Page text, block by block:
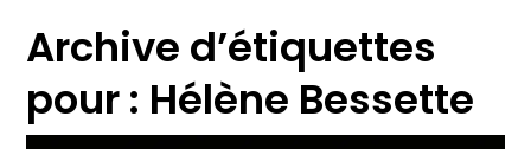
Archive d’étiquettes
pour : Hélène Bessette